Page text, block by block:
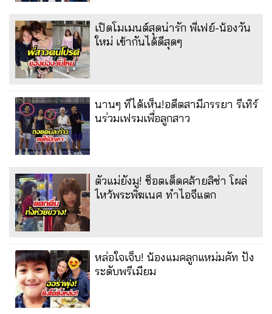
เปิดโมเมนต์สุดน่ารัก พี่เฟย์-น้องวัน
ใหม่ เข้ากันได้ดีสุดๆ
นานๆ ทีได้เห็น!อดีตสามีภรรยา รีเทิร์
นร่วมเฟรมเพื่อลูกสาว
ตัวแม่ยังมู! ช็อตเด็ดคล้ายลิซ่า โผล่
ไหว้พระพิฆเนศ ทำไอจีแตก
หล่อใจเจ็บ! น้องแมคลูกแหม่มคัท ปัง
ระดับพรีเมียม